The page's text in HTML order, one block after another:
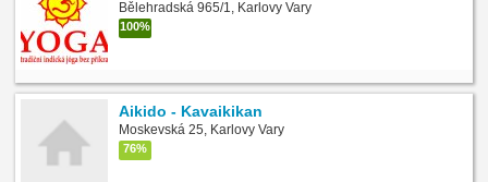
Bělehradská 965/1, Karlovy Vary
100%
Aikido - Kavaikikan
Moskevská 25, Karlovy Vary
76%